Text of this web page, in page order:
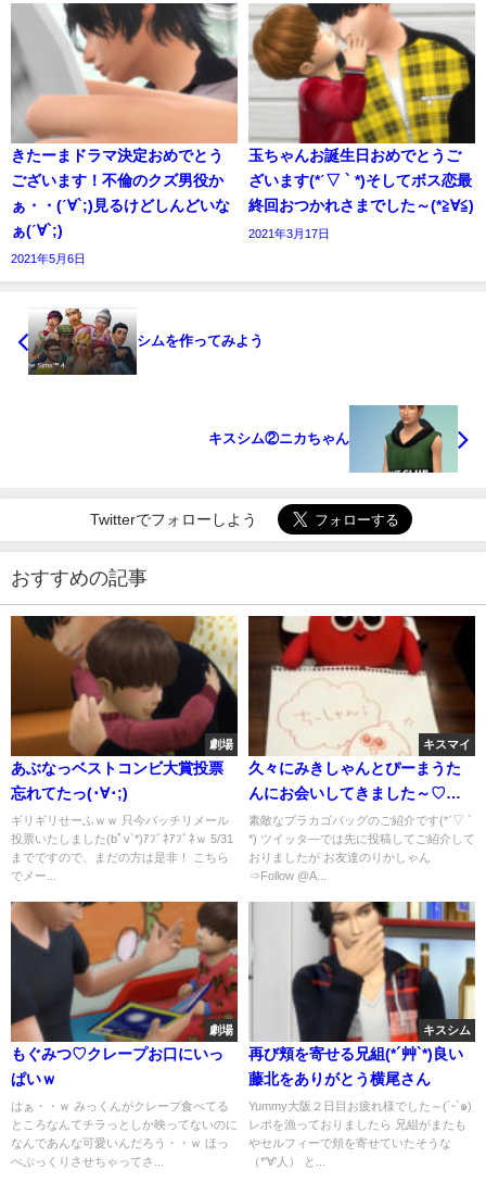
きたーまドラマ決定おめでとう
ございます！不倫のクズ男役か
ぁ・・(ˊ∀`;)見るけどしんどいな
ぁ(ˊ∀`;)
2021年5月6日
玉ちゃんお誕生日おめでとうご
ざいます(*ˊ▽ ` *)そしてボス恋最
終回おつかれさまでした～(*≧∀≦)
2021年3月17日
シムを作ってみよう
キスシム②ニカちゃん
Twitterでフォローしよう
おすすめの記事
劇場
あぶなっベストコンビ大賞投票
忘れてたっ(･∀･;)
ギリギリせーふｗｗ 只今バッチリメール
投票いたしました(bﾟv`*)ｱﾌﾞﾈｱﾌﾞﾈｗ 5/31
までですので、まだの方は是非！ こちら
でメー...
キスマイ
久々にみきしゃんとぴーまうた
んにお会いしてきました～♡プ
ラカゴバッグもご紹介(*ˊ▽ ` *)
素敵なプラカゴバッグのご紹介です(*ˊ▽ `
*) ツイッタ―では先に投稿してご紹介して
おりましたが お友達のりかしゃん
⇒Follow @A...
劇場
もぐみつ♡クレープお口にいっ
ぱいｗ
はぁ・・ｗ みっくんがクレープ食べてる
ところなんてチラっとしか映ってないのに
なんであんな可愛いんだろう・・ｗ ほっ
ぺぷっくりさせちゃってさ...
キスシム
再び頬を寄せる兄組(*´艸`*)良い
藤北をありがとう横尾さん
Yummy大阪２日目お疲れ様でした～(´ᵕ`๑)
レポを漁っておりましたら 兄組がまたも
やセルフィーで頬を寄せていたそうな
（*'∀'人） と...